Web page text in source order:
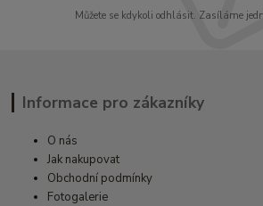
Můžete se kdykoli odhlásit. Zasíláme
Informace pro zákazníky
O nás
Jak nakupovat
Obchodní podmínky
Fotogalerie